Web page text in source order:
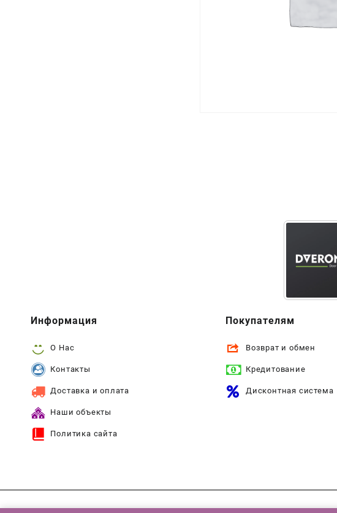
Информация
О Нас
Контакты
Доставка и оплата
Наши объекты
Политика сайта
Покупателям
Возврат и обмен
Кредитование
Дисконтная система